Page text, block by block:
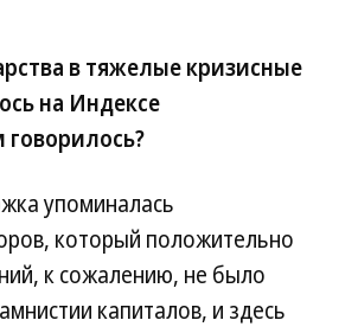
в тяжелые кризисные
на Индексе
упоминалась
который положительно
к сожалению, не было
капиталов, и здесь